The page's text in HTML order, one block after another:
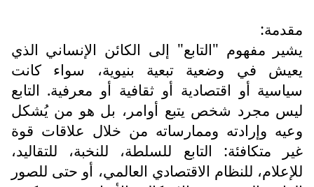
مقدمة:
يشير مفهوم "التابع" إلى الكائن الإنساني الذي
يعيش في وضعية تبعية بنيوية، سواء كانت
سياسية أو اقتصادية أو ثقافية أو معرفية. التابع
ليس مجرد شخص يتبع أوامر، بل هو من يُشكل
وعيه وإرادته وممارساته من خلال علاقات قوة
غير متكافئة: التابع للسلطة، للنخبة، للتقاليد،
للإعلام، للنظام الاقتصادي العالمي، أو حتى للصور